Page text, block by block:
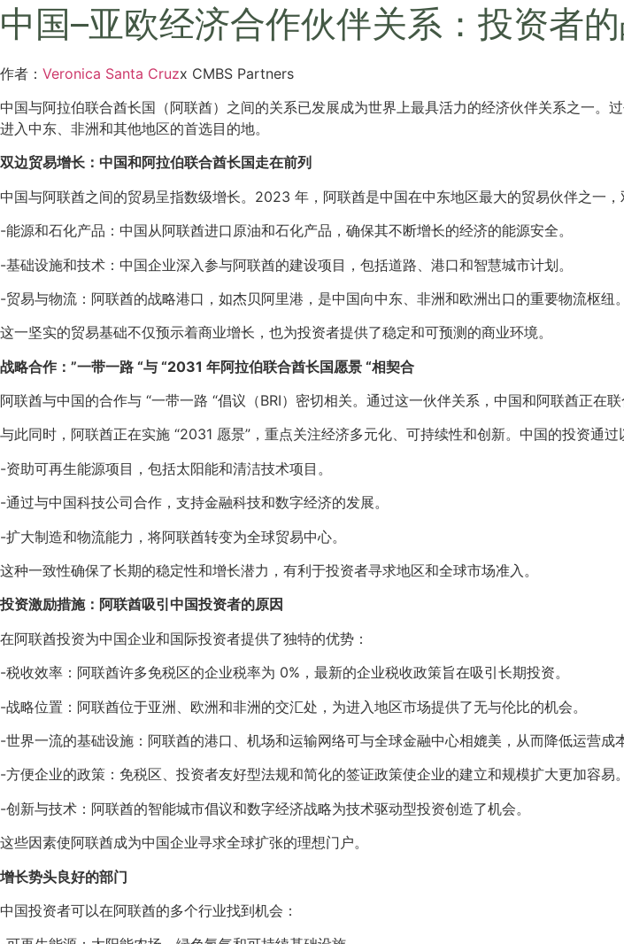
中国–亚欧经济合作伙伴关系：投资者
作者： Veronica Santa Cruzx CMBS Partners
中国与阿拉伯联合酋长国（阿联酋）之间的关系已发展成为世界上最具活力的经济伙伴关系之一
进入中东、非洲和其他地区的首选目的地。
双边贸易增长：中国和阿拉伯联合酋长国走在前列
中国与阿联酋之间的贸易呈指数级增长。2023 年，阿联酋是中国在中东地区最大的贸易伙伴之一
-能源和石化产品：中国从阿联酋进口原油和石化产品，确保其不断增长的经济的能源安全。
-基础设施和技术：中国企业深入参与阿联酋的建设项目，包括道路、港口和智慧城市计划。
-贸易与物流：阿联酋的战略港口，如杰贝阿里港，是中国向中东、非洲和欧洲出口的重要物流枢纽。
这一坚实的贸易基础不仅预示着商业增长，也为投资者提供了稳定和可预测的商业环境。
战略合作：”一带一路 “与 “2031 年阿拉伯联合酋长国愿景 “相契合
阿联酋与中国的合作与 “一带一路 “倡议（BRI）密切相关。通过这一伙伴关系，中国和阿联酋正在
与此同时，阿联酋正在实施 “2031 愿景”，重点关注经济多元化、可持续性和创新。中国的投资通
-资助可再生能源项目，包括太阳能和清洁技术项目。
-通过与中国科技公司合作，支持金融科技和数字经济的发展。
-扩大制造和物流能力，将阿联酋转变为全球贸易中心。
这种一致性确保了长期的稳定性和增长潜力，有利于投资者寻求地区和全球市场准入。
投资激励措施：阿联酋吸引中国投资者的原因
在阿联酋投资为中国企业和国际投资者提供了独特的优势：
-税收效率：阿联酋许多免税区的企业税率为 0%，最新的企业税收政策旨在吸引长期投资。
-战略位置：阿联酋位于亚洲、欧洲和非洲的交汇处，为进入地区市场提供了无与伦比的机会。
-世界一流的基础设施：阿联酋的港口、机场和运输网络可与全球金融中心相媲美，从而降低运营成
-方便企业的政策：免税区、投资者友好型法规和简化的签证政策使企业的建立和规模扩大更加容易。
-创新与技术：阿联酋的智能城市倡议和数字经济战略为技术驱动型投资创造了机会。
这些因素使阿联酋成为中国企业寻求全球扩张的理想门户。
增长势头良好的部门
中国投资者可以在阿联酋的多个行业找到机会：